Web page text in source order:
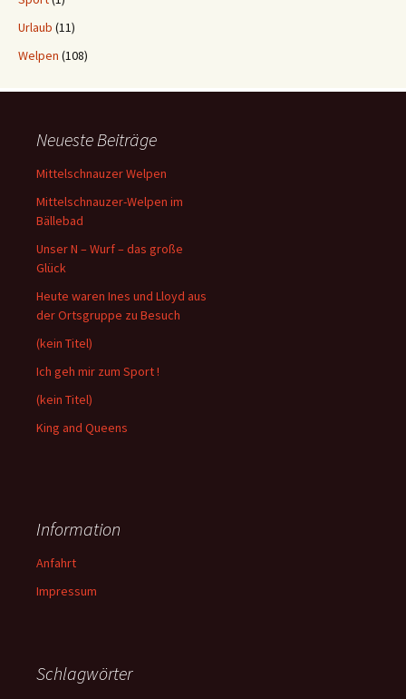
Urlaub (11)
Welpen (108)
Neueste Beiträge
Mittelschnauzer Welpen
Mittelschnauzer-Welpen im
Bällebad
Unser N – Wurf – das große
Glück
Heute waren Ines und Lloyd aus
der Ortsgruppe zu Besuch
(kein Titel)
Ich geh mir zum Sport !
(kein Titel)
King and Queens
Information
Anfahrt
Impressum
Schlagwörter